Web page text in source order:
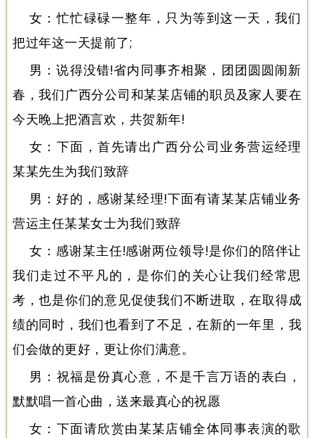
女：忙忙碌碌一整年，只为等到这一天，我们
把过年这一天提前了;
男：说得没错!省内同事齐相聚，团团圆圆闹新
春，我们广西分公司和某某店铺的职员及家人要在
今天晚上把酒言欢，共贺新年!
女：下面，首先请出广西分公司业务营运经理
某某先生为我们致辞
男：好的，感谢某经理!下面有请某某店铺业务
营运主任某某女士为我们致辞
女：感谢某主任!感谢两位领导!是你们的陪伴让
我们走过不平凡的，是你们的关心让我们经常思
考，也是你们的意见促使我们不断进取，在取得成
绩的同时，我们也看到了不足，在新的一年里，我
们会做的更好，更让你们满意。
男：祝福是份真心意，不是千言万语的表白，
默默唱一首心曲，送来最真心的祝愿
女：下面请欣赏由某某店铺全体同事表演的歌